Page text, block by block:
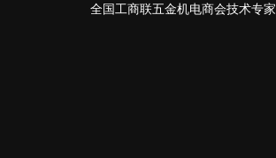
全国工商联五金机电商会技术专家